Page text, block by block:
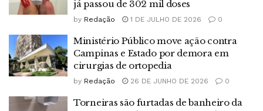
já passou de 302 mil doses
by Redação 1 DE JULHO DE 2026 0
Ministério Público move ação contra
Campinas e Estado por demora em
cirurgias de ortopedia
by Redação 26 DE JUNHO DE 2026 0
Torneiras são furtadas de banheiro da